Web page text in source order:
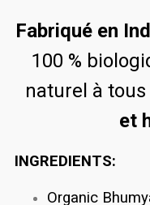
Fabriqué en
100 %
naturel à tous
et
INGREDIENTS:
Organic